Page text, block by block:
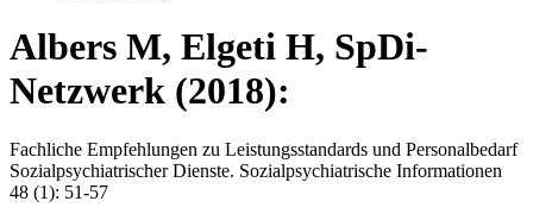
Albers M, Elgeti H, SpDi-
Netzwerk (2018):
Fachliche Empfehlungen zu Leistungsstandards und Personalbedarf
Sozialpsychiatrischer Dienste. Sozialpsychiatrische Informationen
48 (1): 51-57